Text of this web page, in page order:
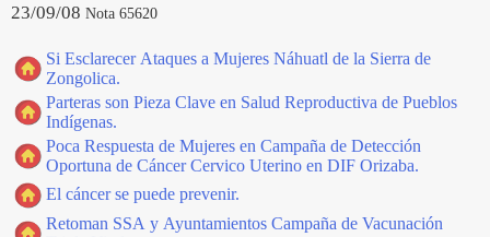
23/09/08 Nota 65620
Si Esclarecer Ataques a Mujeres Náhuatl de la Sierra de
Zongolica.
Parteras son Pieza Clave en Salud Reproductiva de Pueblos
Indígenas.
Poca Respuesta de Mujeres en Campaña de Detección
Oportuna de Cáncer Cervico Uterino en DIF Orizaba.
El cáncer se puede prevenir.
Retoman SSA y Ayuntamientos Campaña de Vacunación